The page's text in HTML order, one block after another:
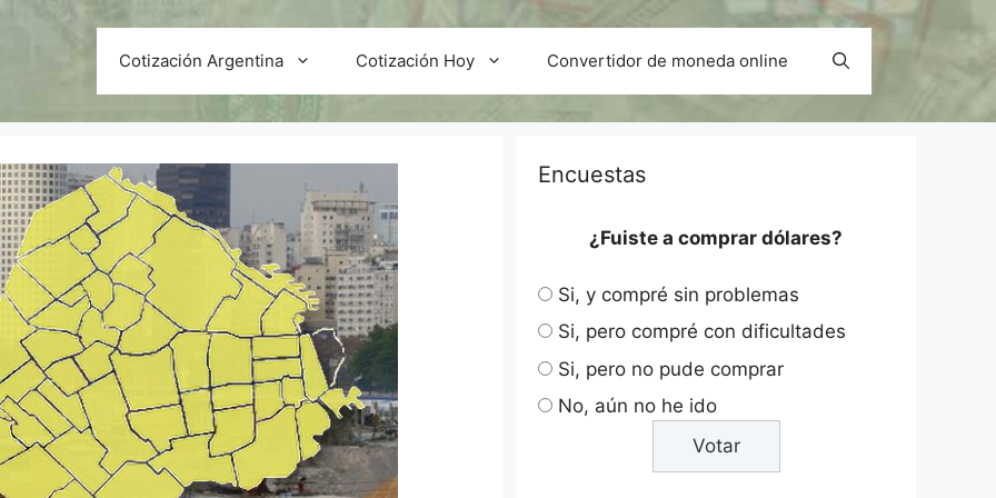
Cotización Argentina Cotización Hoy Convertidor de moneda online
Encuestas
¿Fuiste a comprar dólares?
Si, y compré sin problemas
Si, pero compré con dificultades
Si, pero no pude comprar
No, aún no he ido